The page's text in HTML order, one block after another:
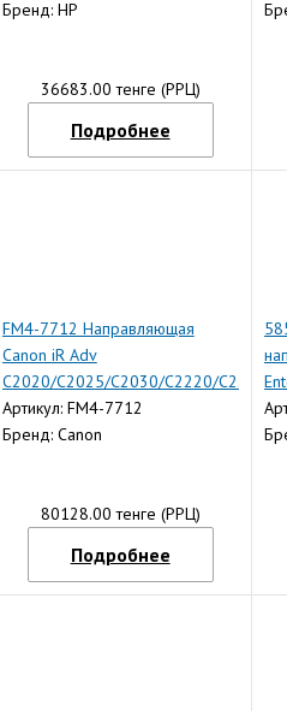
Бренд: HP
36683.00 тенге (РРЦ)
Подробнее
FM4-7712 Направляющая
Canon iR Adv
C2020/C2025/C2030/C2220/C2225/
(O)
Артикул: FM4-7712
Бренд: Canon
80128.00 тенге (РРЦ)
Подробнее